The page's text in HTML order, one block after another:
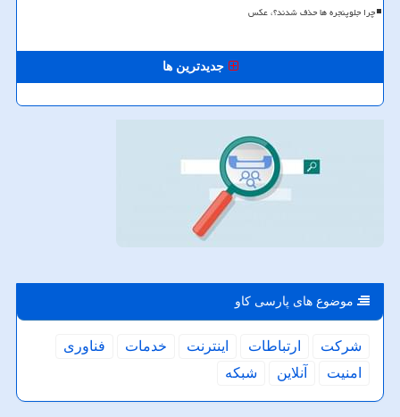
چرا جلوپنجره ها حذف شدند؟، عکس
جدیدترین ها
موضوع های پارسی كاو
شركت ارتباطات اینترنت خدمات
فناوری
امنیت
آنلاین شبكه